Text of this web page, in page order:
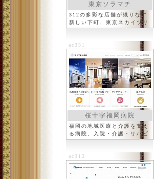
東京ソラマチ
312の多彩な店舗が織りなす
新しい下町、東京スカイツリ
ー
ac331
桜十字福岡病院
福岡の地域医療と介護を支え
る病院、入院・介護・リハビ
リ
ac312